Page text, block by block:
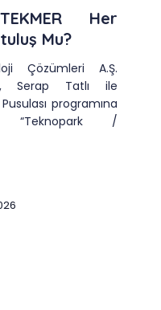
Her
Mu?
Çözümleri A.Ş.
Serap Tatlı ile
programına
“Teknopark /